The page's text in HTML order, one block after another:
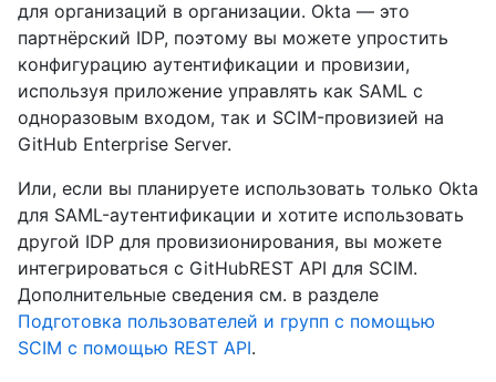
для организаций в организации. Okta — это
партнёрский IDP, поэтому вы можете упростить
конфигурацию аутентификации и провизии,
используя приложение управлять как SAML с
одноразовым входом, так и SCIM-провизией на
GitHub Enterprise Server.
Или, если вы планируете использовать только Okta
для SAML-аутентификации и хотите использовать
другой IDP для провизионирования, вы можете
интегрироваться с GitHubREST API для SCIM.
Дополнительные сведения см. в разделе
Подготовка пользователей и групп с помощью
SCIM с помощью REST API.